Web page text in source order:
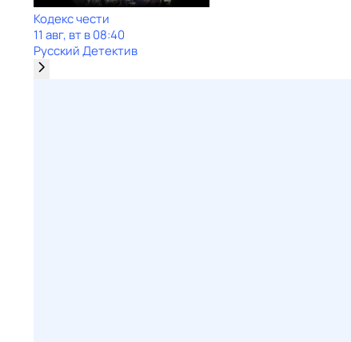
Кодекс чести
11 авг, вт в 08:40
Русский Детектив